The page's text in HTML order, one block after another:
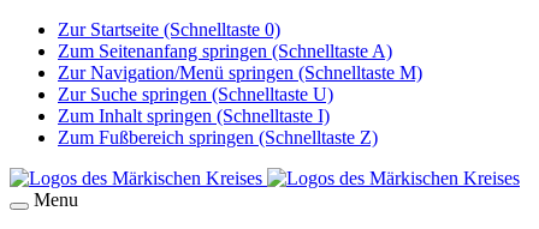
Zur Startseite (Schnelltaste 0)
Zum Seitenanfang springen (Schnelltaste A)
Zur Navigation/Menü springen (Schnelltaste M)
Zur Suche springen (Schnelltaste U)
Zum Inhalt springen (Schnelltaste I)
Zum Fußbereich springen (Schnelltaste Z)
Menu